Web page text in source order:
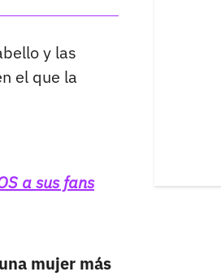
y las
el que la
a sus fans
mujer más